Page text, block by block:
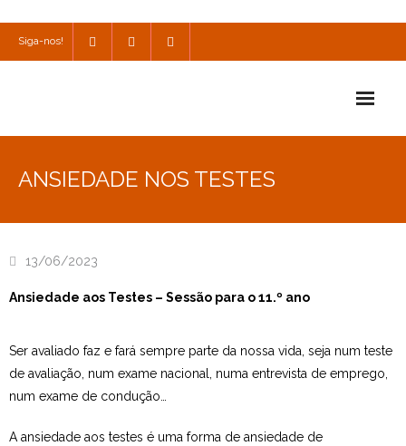
Siga-nos!
SPO
Utilidades
Estudar no CRSI
ANSIEDADE NOS TESTES
13/06/2023
Ansiedade aos Testes – Sessão para o 11.º ano
Ser avaliado faz e fará sempre parte da nossa vida, seja num teste
de avaliação, num exame nacional, numa entrevista de emprego,
num exame de condução…
A ansiedade aos testes é uma forma de ansiedade de